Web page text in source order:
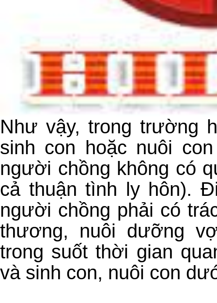
Như vậy, trong trường
sinh con hoặc nuôi
người chồng không có
cả thuận tình ly hôn).
người chồng phải có
thương, nuôi dưỡng
trong suốt thời gian
và sinh con, nuôi con